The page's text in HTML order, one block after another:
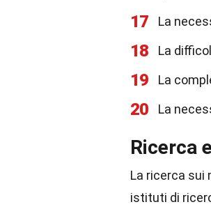
17 La
18 La
19 La
20 La
Ricerca
La ricerca sui
istituti di